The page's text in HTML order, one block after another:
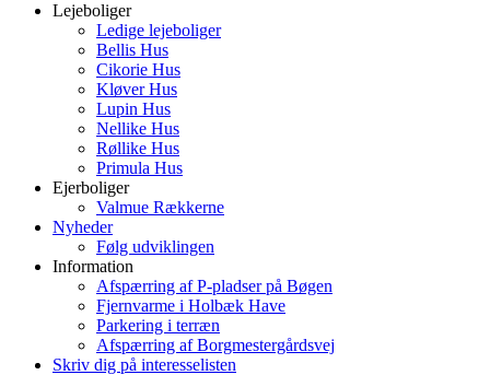
Lejeboliger
Ledige lejeboliger
Bellis Hus
Cikorie Hus
Kløver Hus
Lupin Hus
Nellike Hus
Røllike Hus
Primula Hus
Ejerboliger
Valmue Rækkerne
Nyheder
Følg udviklingen
Information
Afspærring af P-pladser på Bøgen
Fjernvarme i Holbæk Have
Parkering i terræn
Afspærring af Borgmestergårdsvej
Skriv dig på interesselisten